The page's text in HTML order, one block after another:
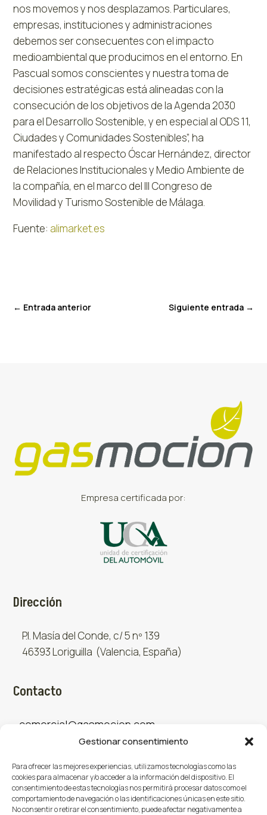
Gestionar consentimiento
Para ofrecer las mejores experiencias, utilizamos tecnologías como las
cookies para almacenar y/o acceder a la información del dispositivo. El
consentimiento de estas tecnologías nos permitirá procesar datos como el
comportamiento de navegación o las identificaciones únicas en este sitio.
No consentir o retirar el consentimiento, puede afectar negativamente a
nos movemos y nos desplazamos. Particulares,
empresas, instituciones y administraciones
debemos ser consecuentes con el impacto
medioambiental que producimos en el entorno. En
Pascual somos conscientes y nuestra toma de
decisiones estratégicas está alineadas con la
consecución de los objetivos de la Agenda 2030
para el Desarrollo Sostenible, y en especial al ODS 11,
Ciudades y Comunidades Sostenibles”, ha
manifestado al respecto Óscar Hernández, director
de Relaciones Institucionales y Medio Ambiente de
la compañía, en el marco del III Congreso de
Movilidad y Turismo Sostenible de Málaga.
Fuente: alimarket.es
← Entrada anterior Siguiente entrada→
Empresa certificada por:
Dirección
P.I. Masía del Conde, c/ 5 nº 139
46393 Loriguilla (Valencia, España)
Contacto
comercial@gasmocion.com
Sociales